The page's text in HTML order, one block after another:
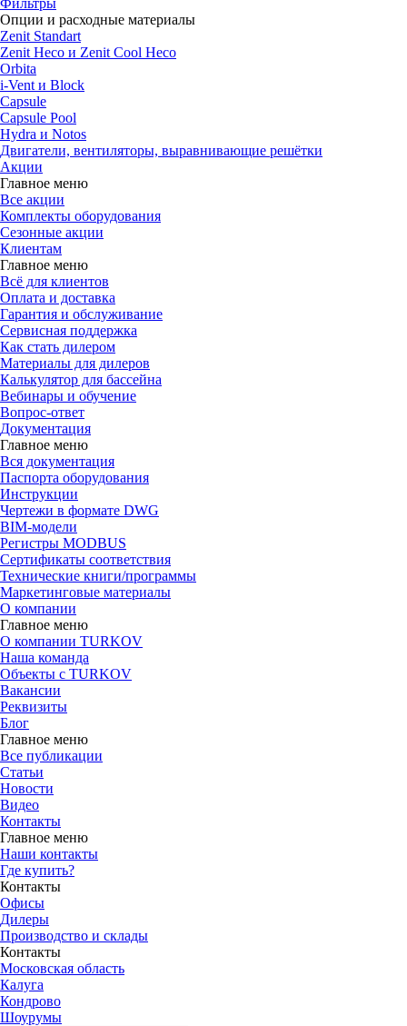
Фильтры
Опции и расходные материалы
Zenit Standart
Zenit Heco и Zenit Cool Heco
Orbita
i-Vent и Block
Capsule
Capsule Pool
Hydra и Notos
Двигатели, вентиляторы, выравнивающие решётки
Акции
Главное меню
Все акции
Комплекты оборудования
Сезонные акции
Клиентам
Главное меню
Всё для клиентов
Оплата и доставка
Гарантия и обслуживание
Сервисная поддержка
Как стать дилером
Материалы для дилеров
Калькулятор для бассейна
Вебинары и обучение
Вопрос-ответ
Документация
Главное меню
Вся документация
Паспорта оборудования
Инструкции
Чертежи в формате DWG
BIM-модели
Регистры MODBUS
Сертификаты соответствия
Технические книги/программы
Маркетинговые материалы
О компании
Главное меню
О компании TURKOV
Наша команда
Объекты с TURKOV
Вакансии
Реквизиты
Блог
Главное меню
Все публикации
Статьи
Новости
Видео
Контакты
Главное меню
Наши контакты
Где купить?
Контакты
Офисы
Дилеры
Производство и склады
Контакты
Московская область
Калуга
Кондрово
Шоурумы